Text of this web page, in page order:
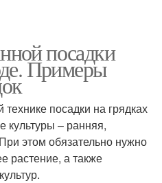
посадки
Примеры
посадки на грядках
культуры – ранняя,
этом обязательно нужно
растение, а также